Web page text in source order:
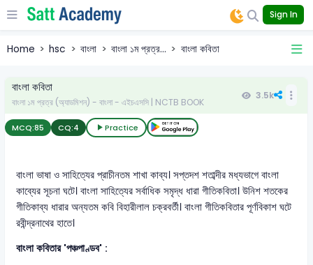
Sign In
Home hsc বাংলা বাংলা ১ম প্রত্র... বাংলা কবিতা
বাংলা কবিতা
বাংলা ১ম প্রত্র (অ্যাডমিশন) - বাংলা - এইচএসসি | NCTB BOOK
3.5k
MCQ:85 CQ:4 Practice
বাংলা ভাষা ও সাহিত্যের প্রাচীনতম শাখা কাব্য। সপ্তদশ শতাব্দীর মধ্যভাগে বাংলা
কাব্যের সূচনা ঘটে। বাংলা সাহিত্যের সর্বাধিক সমৃদ্ধ ধারা গীতিকবিতা। উনিশ শতকের
গীতিকাব্য ধারার অন্যতম কবি বিহারীলাল চক্রবর্তী। বাংলা গীতিকবিতার পূর্ণবিকাশ ঘটে
রবীন্দ্রনাথের হাতে।
বাংলা কবিতার 'পঞ্চপাণ্ডব' :